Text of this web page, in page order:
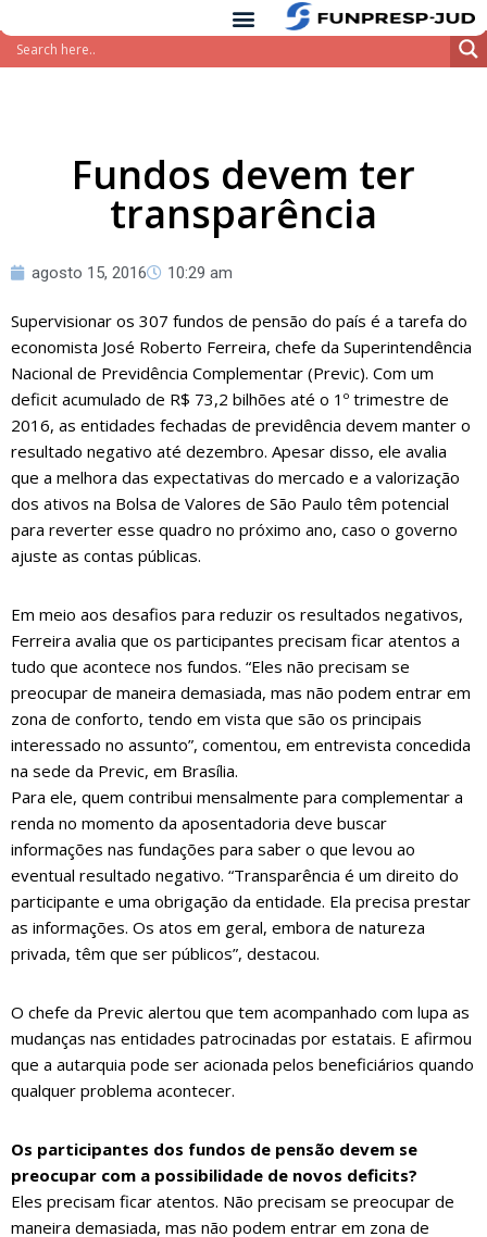
Pular
Fundos devem ter
transparência
agosto 15, 2016 10:29 am
Supervisionar os 307 fundos de pensão do país é a tarefa do
economista José Roberto Ferreira, chefe da Superintendência
Nacional de Previdência Complementar (Previc). Com um
deficit acumulado de R$ 73,2 bilhões até o 1º trimestre de
2016, as entidades fechadas de previdência devem manter o
resultado negativo até dezembro. Apesar disso, ele avalia
que a melhora das expectativas do mercado e a valorização
dos ativos na Bolsa de Valores de São Paulo têm potencial
para reverter esse quadro no próximo ano, caso o governo
ajuste as contas públicas.
Em meio aos desafios para reduzir os resultados negativos,
Ferreira avalia que os participantes precisam ficar atentos a
tudo que acontece nos fundos. “Eles não precisam se
preocupar de maneira demasiada, mas não podem entrar em
zona de conforto, tendo em vista que são os principais
interessado no assunto”, comentou, em entrevista concedida
na sede da Previc, em Brasília.
Para ele, quem contribui mensalmente para complementar a
renda no momento da aposentadoria deve buscar
informações nas fundações para saber o que levou ao
eventual resultado negativo. “Transparência é um direito do
participante e uma obrigação da entidade. Ela precisa prestar
as informações. Os atos em geral, embora de natureza
privada, têm que ser públicos”, destacou.
O chefe da Previc alertou que tem acompanhado com lupa as
mudanças nas entidades patrocinadas por estatais. E afirmou
que a autarquia pode ser acionada pelos beneficiários quando
qualquer problema acontecer.
Os participantes dos fundos de pensão devem se
preocupar com a possibilidade de novos deficits?
Eles precisam ficar atentos. Não precisam se preocupar de
maneira demasiada, mas não podem entrar em zona de